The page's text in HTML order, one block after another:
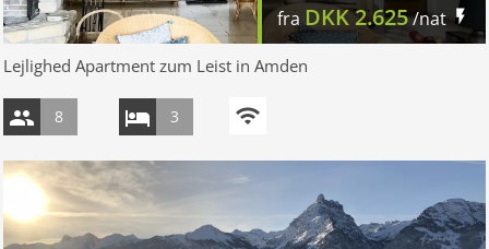
fra DKK2.625/nat
Lejlighed Apartment zum Leist in Amden
8 3